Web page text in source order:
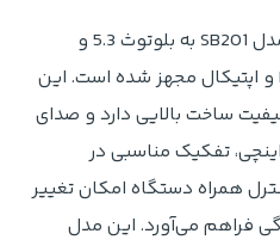
در زمینه اتصالات، ساندبار میفا مدل SB201 به بلوتوث 5.3 و
ورودی‌های استاندارد HDMI ARC و اپتیکال مجهز شده است. این
ساخت بالایی دارد و صدای
خروجی آن به لطف درایورهای 2 اینچی، تفکیک مناسبی در
همراه دستگاه امکان تغییر
فراهم می‌آورد. این مدل